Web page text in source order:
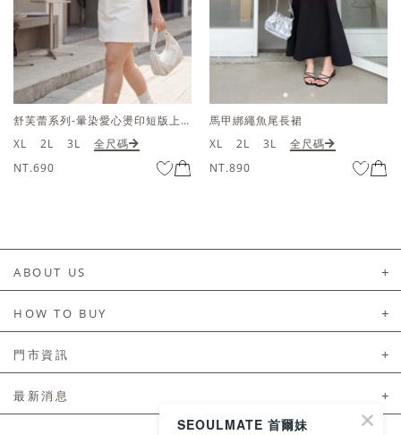
舒芙蕾系列-暈染愛心燙印短版上衣
XL
2L 3L
全尺碼
NT.690
馬甲綁繩魚尾長裙
XL
2L 3L
全尺碼
NT.890
ABOUT US
HOW TO BUY
如何購買
會員常見問題
門市資訊
門市資訊
最新消息
SEOULMATE 首爾妹